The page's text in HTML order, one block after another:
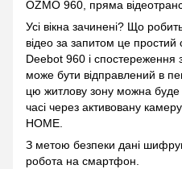
OZMO 960, пряма
Усі вікна зачинені? Що
відео за запитом це простий
Deebot 960 і
може бути відправлений в
цю житлову зону можна
часі через активовану
HOME.
З метою безпеки дані
робота на смартфон.